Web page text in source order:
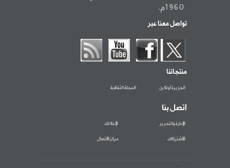
1960م.
تواصل معنا عبر
منتجاتنا
الجزيرة أونلاين المجلة الثقافية
اتصل بنا
الإدارة والتحرير الإعلانات
الاشتراكات مركز الاتصال